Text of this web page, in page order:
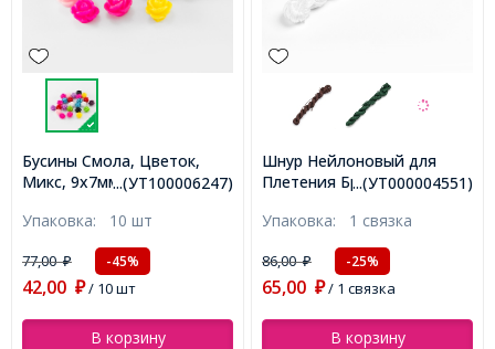
...(УТ100006247)
Бусины Смола, Цветок,
Микс, 9x7мм, Отверстие
Упаковка: 10 шт
77,00₽ -45%
42,00 ₽/ 10 шт
В корзину
...(УТ000004551)
Шнур Нейлоновый для
Плетения Браслетов
Белый, 1мм, около 24м/
связка, (УТ000004551)
Упаковка: 1 связка
86,00₽ -25%
65,00 ₽/ 1 связка
В корзину